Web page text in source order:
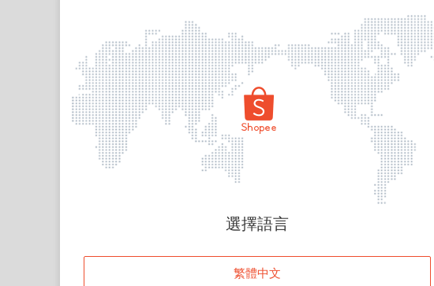
頁面無法顯示
登入
選擇語言
繁體中文